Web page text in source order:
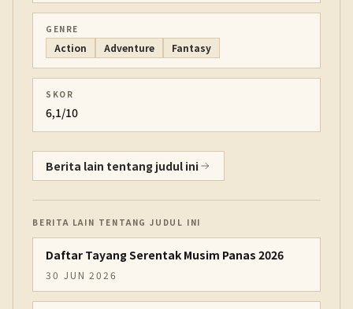
GENRE
Action Adventure Fantasy
SKOR
6,1/10
Berita lain tentang judul ini
BERITA LAIN TENTANG JUDUL INI
Daftar Tayang Serentak Musim Panas 2026
30 JUN 2026